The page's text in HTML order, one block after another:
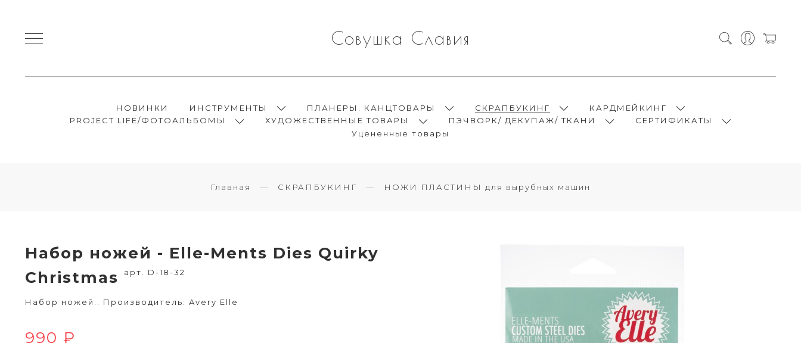
Совушка Славия
НОВИНКИ ИНСТРУМЕНТЫ ПЛАНЕРЫ. КАНЦТОВАРЫ СКРАПБУКИНГ
КАРДМЕЙКИНГ
PROJECT LIFE/ФОТОАЛЬБОМЫ
ХУДОЖЕСТВЕННЫЕ ТОВАРЫ ПЭЧВОРК/ ДЕКУПАЖ/ ТКАНИ
СЕРТИФИКАТЫ
Уцененные товары
Главная СКРАПБУКИНГ НОЖИ ПЛАСТИНЫ для вырубных машин
Набор ножей - Elle-Ments Dies Quirky
Christmas
арт. D-18-32
Набор ножей.. Производитель: Avery Elle
990 ₽